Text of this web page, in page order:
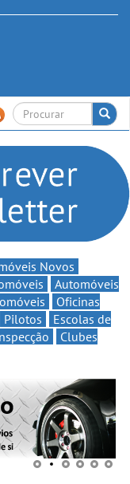
Novos
Automóveis
Oficinas
Pilotos
Escolas de
Clubes